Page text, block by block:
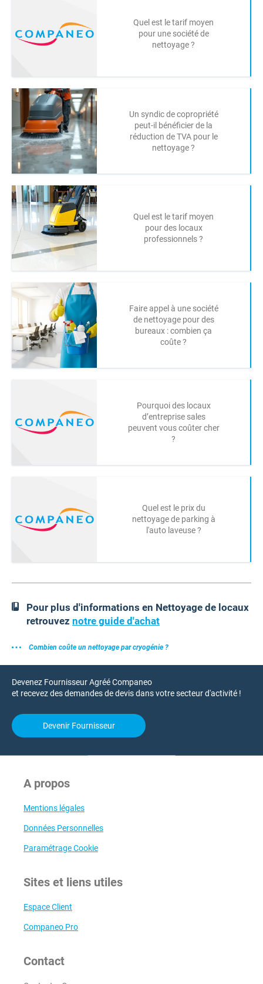
Quel est le tarif moyen
pour une société de
nettoyage ?
Un syndic de copropriété
peut-il bénéficier de la
réduction de TVA pour le
nettoyage ?
Quel est le tarif moyen
pour des locaux
professionnels ?
Faire appel à une société
de nettoyage pour des
bureaux : combien ça
coûte ?
Pourquoi des locaux
d’entreprise sales
peuvent vous coûter cher
?
Quel est le prix du
nettoyage de parking à
l'auto laveuse ?
Pour plus d'informations en Nettoyage de locaux
retrouvez notre guide d'achat
Combien coûte un nettoyage par cryogénie ?
Devenez Fournisseur Agréé Companeo
et recevez des demandes de devis dans votre secteur d'activité !
Devenir Fournisseur
A propos
Mentions légales
Données Personnelles
Paramétrage Cookie
Sites et liens utiles
Espace Client
Companeo Pro
Contact